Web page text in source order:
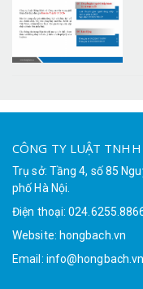
CÔNG TY LUẬT
Trụ sở: Tầng 4, số 85
phố Hà Nội.
Điện thoại:
Website: hongbach.vn
Email: info@hongbach.vn